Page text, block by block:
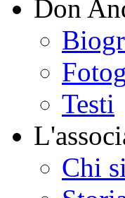
Don
Testi
Chi